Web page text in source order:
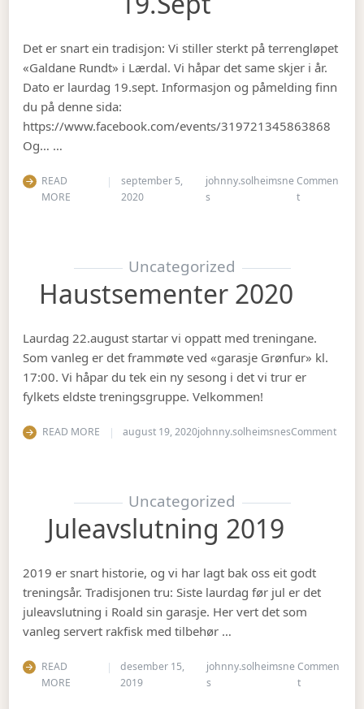
Det er snart ein tradisjon: Vi stiller sterkt på terrengløpet
«Galdane Rundt» i Lærdal. Vi håpar det same skjer i år.
Dato er laurdag 19.sept. Informasjon og påmelding finn
du på denne sida:
https://www.facebook.com/events/319721345863868
Og… …
READ
MORE
september 5,
2020
johnny.solheimsne
s
Commen
ton Gubbetur
Uncategorized
Haustsementer 2020
Laurdag 22.august startar vi oppatt med treningane.
Som vanleg er det frammøte ved «garasje Grønfur» kl.
17:00. Vi håpar du tek ein ny sesong i det vi trur er
fylkets eldste treningsgruppe. Velkommen!
READ MORE august 19, 2020johnny.solheimsnesCommenton
Uncategorized
Juleavslutning 2019
2019 er snart historie, og vi har lagt bak oss eit godt
treningsår. Tradisjonen tru: Siste laurdag før jul er det
juleavslutning i Roald sin garasje. Her vert det som
vanleg servert rakfisk med tilbehør …
READ
MORE
desember 15,
2019
johnny.solheimsne
s
Commen
ton